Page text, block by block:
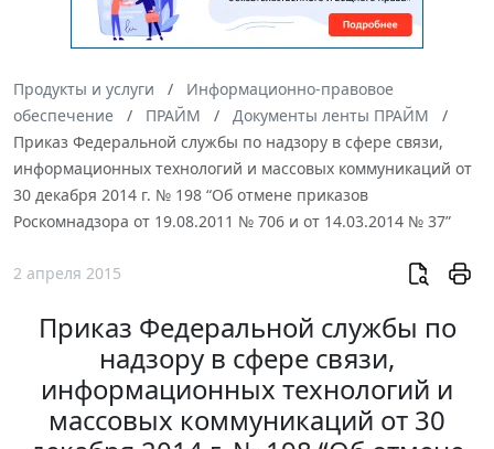
Продукты и услуги
Информационно-правовое
обеспечение
ПРАЙМ
Документы ленты ПРАЙМ
Приказ Федеральной службы по надзору в сфере связи,
информационных технологий и массовых коммуникаций от
30 декабря 2014 г. № 198 “Об отмене приказов
Роскомнадзора от 19.08.2011 № 706 и от 14.03.2014 № 37”
2 апреля 2015
Приказ Федеральной службы по
надзору в сфере связи,
информационных технологий и
массовых коммуникаций от 30